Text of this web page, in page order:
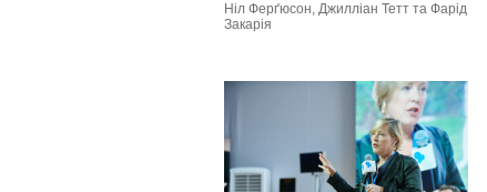
Ніл Ферґюсон, Джилліан Тетт та Фарід
Закарія